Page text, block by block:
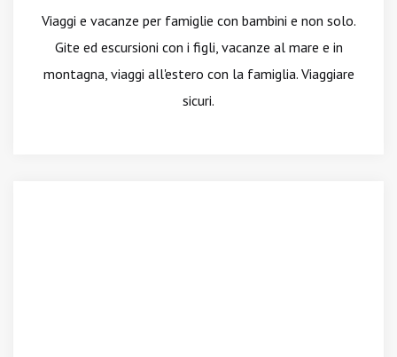
Viaggi e vacanze per famiglie con bambini e non solo.
Gite ed escursioni con i figli, vacanze al mare e in
montagna, viaggi all'estero con la famiglia. Viaggiare
sicuri.